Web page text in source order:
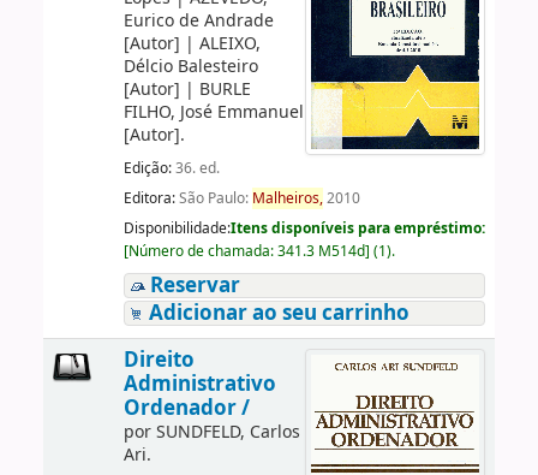
Eurico de Andrade
[Autor] | ALEIXO,
Délcio Balesteiro
[Autor] | BURLE
FILHO, José Emmanuel
[Autor].
Edição:36. ed.
Editora:São Paulo: Malheiros,2010
Disponibilidade:Itens disponíveis para empréstimo:
[Número de chamada:341.3 M514d] (1).
Reservar
Adicionar ao seu carrinho
Direito
Administrativo
Ordenador /
porSUNDFELD, Carlos
Ari.